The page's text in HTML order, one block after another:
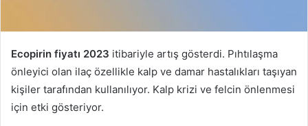
Ecopirin fiyatı 2023 itibariyle artış gösterdi. Pıhtılaşma
önleyici olan ilaç özellikle kalp ve damar hastalıkları taşıyan
kişiler tarafından kullanılıyor. Kalp krizi ve felcin önlenmesi
için etki gösteriyor.